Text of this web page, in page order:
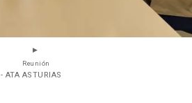
Reunión
- ATA ASTURIAS